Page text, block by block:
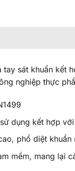
tay sát khuẩn kết
nghiệp thực
dụng kết hợp
phổ diệt khuẩn
mềm, mang lại